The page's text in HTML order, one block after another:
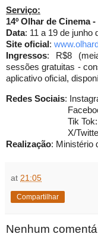
Serviço:
14º Olhar de Cinema
Data: 11 a 19 de junho
Site oficial :
Ingressos: R$8
sessões gratuitas -
aplicativo oficial,
Redes Sociais:
Tik Tok:
X/
Realização: Ministério
at 21:05
Compartilhar
Nenhum